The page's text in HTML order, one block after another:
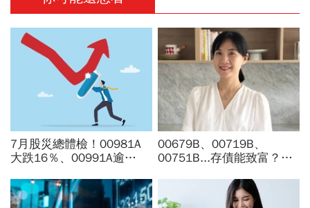
7月股災總體檢！00981A
大跌16％、00991A逾
奇芬選股教戰：為何不能單
看報酬率
00679B、00719B、
00751B...存債能致富？47
翻倍賺：美債ETF這樣買